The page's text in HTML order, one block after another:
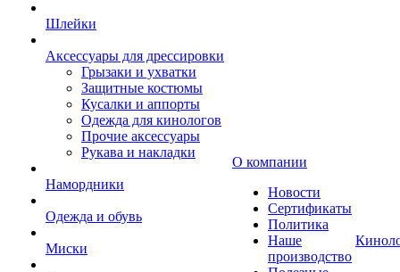
Шлейки
Аксессуары для дрессировки
Грызаки и ухватки
Защитные костюмы
Кусалки и аппорты
Одежда для кинологов
Прочие аксессуары
Рукава и накладки
Намордники
Одежда и обувь
Миски
О компании
Новости
Сертификаты
Политика
Наше
производство